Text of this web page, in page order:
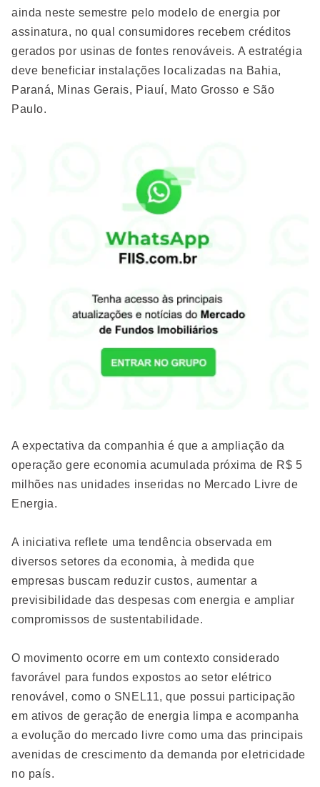
ainda neste semestre pelo modelo de energia por
assinatura, no qual consumidores recebem créditos
gerados por usinas de fontes renováveis. A estratégia
deve beneficiar instalações localizadas na Bahia,
Paraná, Minas Gerais, Piauí, Mato Grosso e São
Paulo.
A expectativa da companhia é que a ampliação da
operação gere economia acumulada próxima de R$ 5
milhões nas unidades inseridas no Mercado Livre de
Energia.
A iniciativa reflete uma tendência observada em
diversos setores da economia, à medida que
empresas buscam reduzir custos, aumentar a
previsibilidade das despesas com energia e ampliar
compromissos de sustentabilidade.
O movimento ocorre em um contexto considerado
favorável para fundos expostos ao setor elétrico
renovável, como o SNEL11, que possui participação
em ativos de geração de energia limpa e acompanha
a evolução do mercado livre como uma das principais
avenidas de crescimento da demanda por eletricidade
no país.